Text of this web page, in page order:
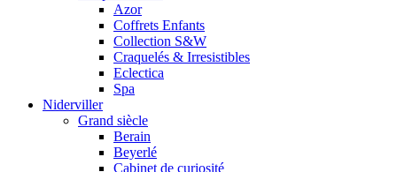
Azor
Coffrets Enfants
Collection S&W
Craquelés & Irresistibles
Eclectica
Spa
Niderviller
Grand siècle
Berain
Beyerlé
Cabinet de curiosité